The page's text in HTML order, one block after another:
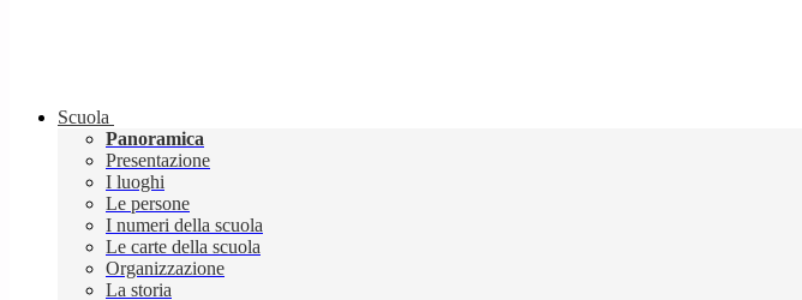
Scuola
Panoramica
Presentazione
I luoghi
Le persone
I numeri della scuola
Le carte della scuola
Organizzazione
La storia